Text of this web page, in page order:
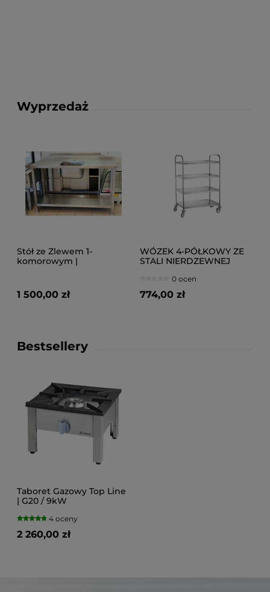
Wyprzedaż
Stół ze Zlewem 1-
komorowym |
1 500,00 zł
WÓZEK 4-PÓŁKOWY ZE
STALI NIERDZEWNEJ
0 ocen
774,00 zł
Bestsellery
Taboret Gazowy Top Line
| G20 / 9kW
4 oceny
2 260,00 zł